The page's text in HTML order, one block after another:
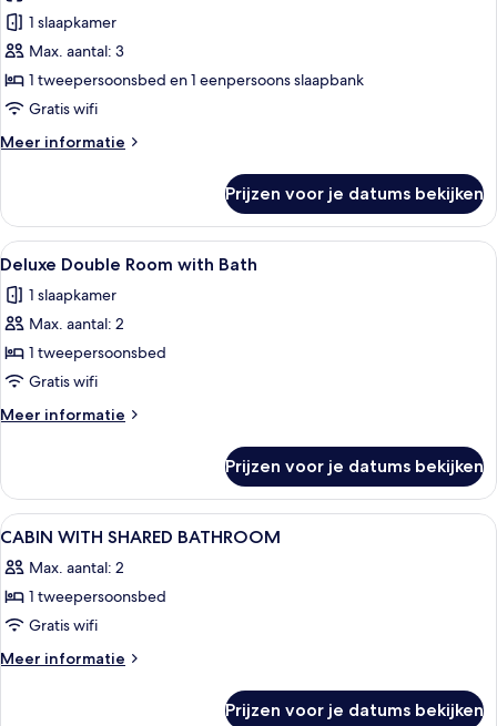
Studio,
Balcony
(Non-
Pet
laden
1 slaapkamer
Max. aantal: 3
1 tweepersoonsbed en 1 eenpersoons slaapbank
Gratis wifi
Meer informatie
Meer
Balcony
(Non-
Pet
Prijzen voor je datums bekijken
Alle
foto's
voor
Deluxe
Double
Room
with
Bath
Een kamer in rode tinten met
6
Deluxe Double Room with Bath
1 slaapkamer
Max. aantal: 2
1 tweepersoonsbed
Gratis wifi
Meer informatie
Meer
Double
Room
with
Prijzen voor je datums bekijken
Alle
foto's
voor
CABIN
WITH
SHARED
Een kleine kamer met een
2
CABIN WITH SHARED BATHROOM
Max. aantal: 2
1 tweepersoonsbed
Gratis wifi
Meer informatie
Meer
Prijzen voor je datums bekijken